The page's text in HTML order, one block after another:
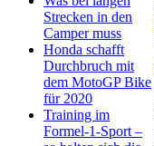
Strecken in den
Camper muss
Honda schafft
Durchbruch mit
dem MotoGP Bike
für 2020
Training im
Formel-1-Sport –